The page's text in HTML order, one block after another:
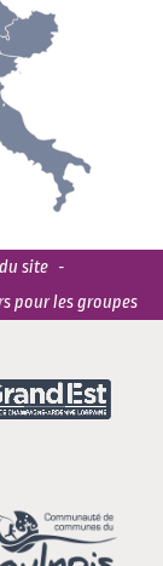
site
pour les groupes